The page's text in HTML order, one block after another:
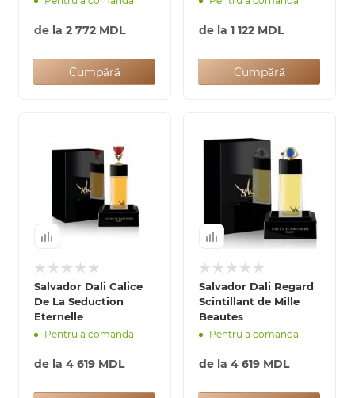
de la 2 772 MDL
Cumpără
de la 1 122 MDL
Cumpără
Salvador Dali Calice
De La Seduction
Eternelle
Pentru a comanda
de la 4 619 MDL
Salvador Dali Regard
Scintillant de Mille
Beautes
Pentru a comanda
de la 4 619 MDL